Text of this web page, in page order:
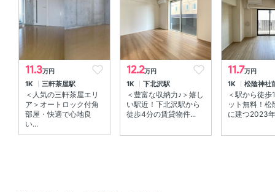
室内設備
室内洗濯機置場 、 エアコン
部屋の特徴
バルコニー
共用部
宅配ボックス
11.3万円
1K 三軒茶屋駅
＜人気の三軒茶屋エリ
ア＞オートロック付角
部屋・快適で心地良
い...
12.2万円
1K 下北沢駅
＜豊富な収納力♪＞嬉し
い駅近！下北沢駅から
徒歩4分の賃貸物件...
11.7万円
1K 松陰神社
＜駅から徒歩
ット無料！松
に建つ2023